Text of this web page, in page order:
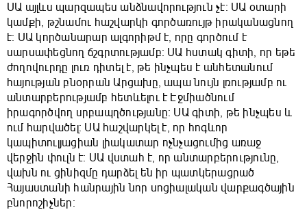
ՍԱ այլևս պարզապես անձնավորություն չէ։ ՍԱ օտարի
կամքի, թշնամու հաշվարկի գործառույթ իրականացնող
է։ ՍԱ կործանարար ալգորիթմ է, որը գործում է
սարսափեցնող ճշգրտությամբ։ ՍԱ հստակ գիտի, որ եթե
ժողովուրդը լուռ դիտել է, թե ինչպես է անհետանում
հայության բնօրրան Արցախը, ապա նույն լռությամբ ու
անտարբերությամբ հետևելու է Էջմիածնում
իրագործվող սրբապղծությանը։ ՍԱ գիտի, թե ինչպես և
ում հարվածել։ ՍԱ հաշվարկել է, որ հոգևոր
կապիտուլյացիան լիակատար ոչնչացումից առաջ
վերջին փուլն է։ ՍԱ վստահ է, որ անտարբերությունը,
վախն ու ցինիզմը դարձել են իր պատկերացրած
Հայաստանի հանրային նոր սոցիալական վարքագծային
բնորոշիչներ։